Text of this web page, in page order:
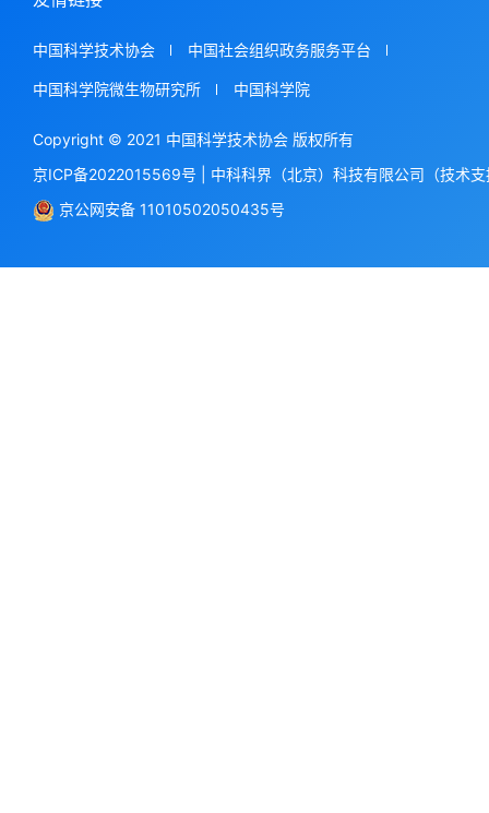
中国科学技术协会 中国社会组织政务服务平台
中国科学院微生物研究所 中国科学院
Copyright © 2021 中国科学技术协会 版权所有
京ICP备2022015569号
中科科界（北京）科技有限公司（技术
京公网安备 11010502050435号